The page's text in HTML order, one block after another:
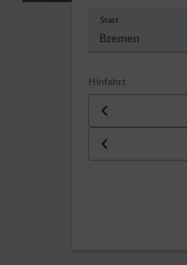
Start
Hinfahrt
Datum der Hinfahrt
Uhrzeit der Hinfahrt